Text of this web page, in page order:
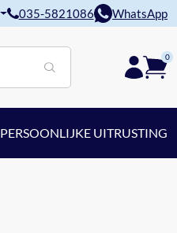
035-5821086 WhatsApp
0
PERSOONLIJKE UITRUSTING